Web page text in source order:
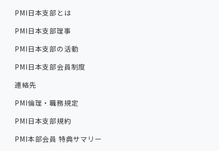
PMI日本支部とは
PMI日本支部理事
PMI日本支部の活動
PMI日本支部会員制度
連絡先
PMI倫理・職務規定
PMI日本支部規約
PMI本部会員 特典サマリー